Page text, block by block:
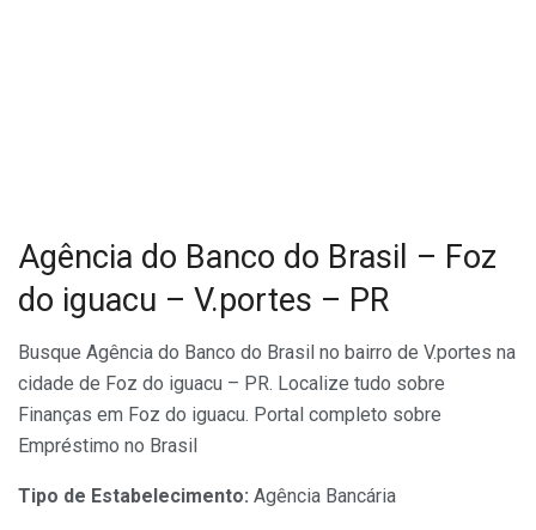
Agência do Banco do Brasil – Foz
do iguacu – V.portes – PR
Busque Agência do Banco do Brasil no bairro de V.portes na
cidade de Foz do iguacu – PR. Localize tudo sobre
Finanças em Foz do iguacu. Portal completo sobre
Empréstimo no Brasil
Tipo de Estabelecimento: Agência Bancária